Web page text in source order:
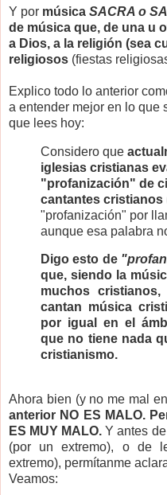
Y por música SACRA o
de música que, de una u
a Dios, a la religión (sea
religiosos (fiestas
Explico todo lo anterior
a entender mejor en lo que
que lees hoy:
Considero que
iglesias cristianas
"profanización" de
cantantes cristianos
"profanización" por
aunque esa palabra
Digo esto de
que, siendo la
muchos
cantan música
por igual en el
que no tiene nada
cristianismo.
Ahora bien (y no me mal
anterior NO ES MALO.
ES MUY MALO. Y antes
(por un extremo), o de
extremo), permítanme
Veamos: